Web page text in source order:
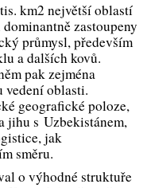
km2 největší oblastí
zastoupeny
průmysl, především
a dalších kovů.
pak zejména
oblasti.
geografické poloze,
jihu s Uzbekistánem,
jak
směru.
o výhodné struktuře